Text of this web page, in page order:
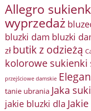
Allegro
wyprzedaż
bluzki dam bluzki
zł butik z odzieżą
kolorowe sukienki
przejściowe damskie
tanie ubrania Jaka
jakie bluzki dla